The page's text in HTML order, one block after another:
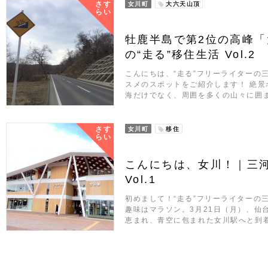
さす
らい
女川町 大六天山頂
牡鹿半島で第2位の高峰
の“走る”移住生活 Vol.2
こんにちは、“走る”フリーライターの
スメのスポットをご紹介します！ 絶
海だけでなく、周囲を多くの山々に
さす
らい
女川町 移住
こんにちは、女川！｜三
Vol.1
初めまして！“走る”フリーライターの
趣味はマラソン。3月21日（月）、仙
恵まれ、青空に包まれた女川駅へと